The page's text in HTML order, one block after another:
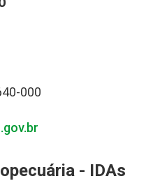
000
- IDAs